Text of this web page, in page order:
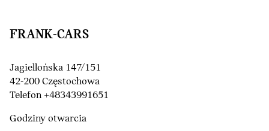
FRANK-CARS
Jagiellońska 147/151
42-200 Częstochowa
Telefon +48343991651
Godziny otwarcia